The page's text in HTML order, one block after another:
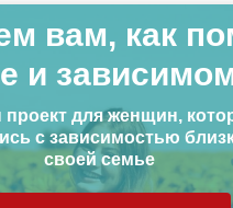
вам, как
и
проект для женщин,
с зависимостью
своей семье